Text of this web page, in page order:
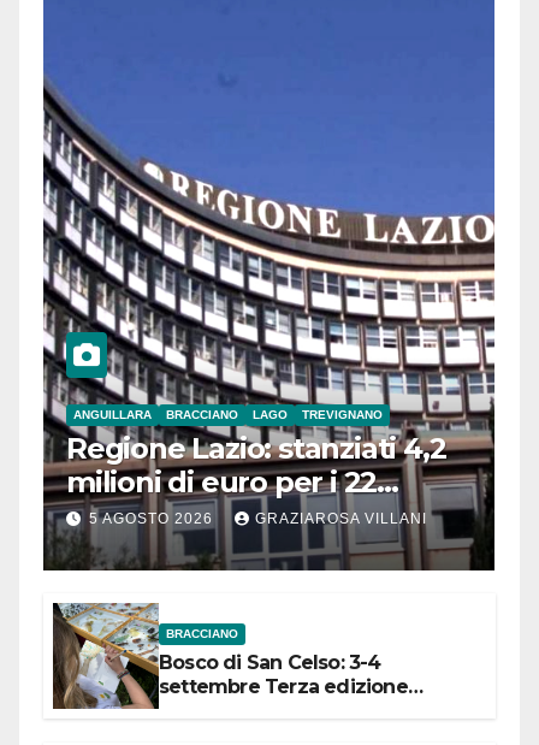
ANGUILLARA BRACCIANO LAGO TREVIGNANO
Regione Lazio: stanziati 4,2
milioni di euro per i 22
Comuni dell’Etruria
Meridionale
5 AGOSTO 2026 GRAZIAROSA VILLANI
BRACCIANO
Bosco di San Celso: 3-4
settembre Terza edizione